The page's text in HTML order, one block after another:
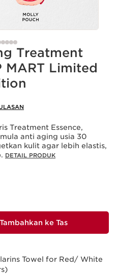
Treatment
MART Limited
Treatment Essence,
anti aging usia 30
kulit agar lebih elastis,
DETAIL PRODUK
Tambahkan ke Tas
Towel for Red/ White